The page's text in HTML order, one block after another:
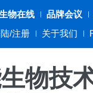
物在线 品牌会议
/注册
关于我们
物技